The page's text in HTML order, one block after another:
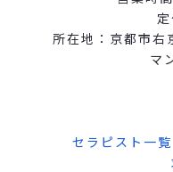
所在地：京都市
マ
セラピスト一